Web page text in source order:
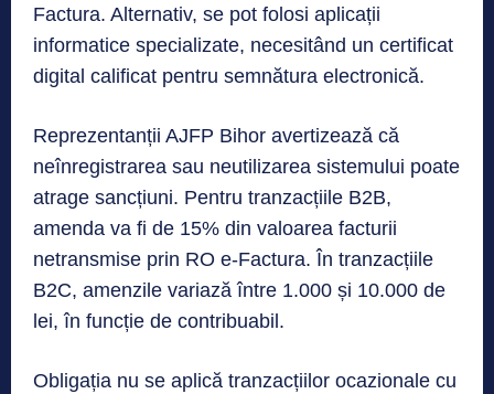
Factura. Alternativ, se pot folosi aplicații
informatice specializate, necesitând un certificat
digital calificat pentru semnătura electronică.
Reprezentanții AJFP Bihor avertizează că
neînregistrarea sau neutilizarea sistemului poate
atrage sancțiuni. Pentru tranzacțiile B2B,
amenda va fi de 15% din valoarea facturii
netransmise prin RO e-Factura. În tranzacțiile
B2C, amenzile variază între 1.000 și 10.000 de
lei, în funcție de contribuabil.
Obligația nu se aplică tranzacțiilor ocazionale cu